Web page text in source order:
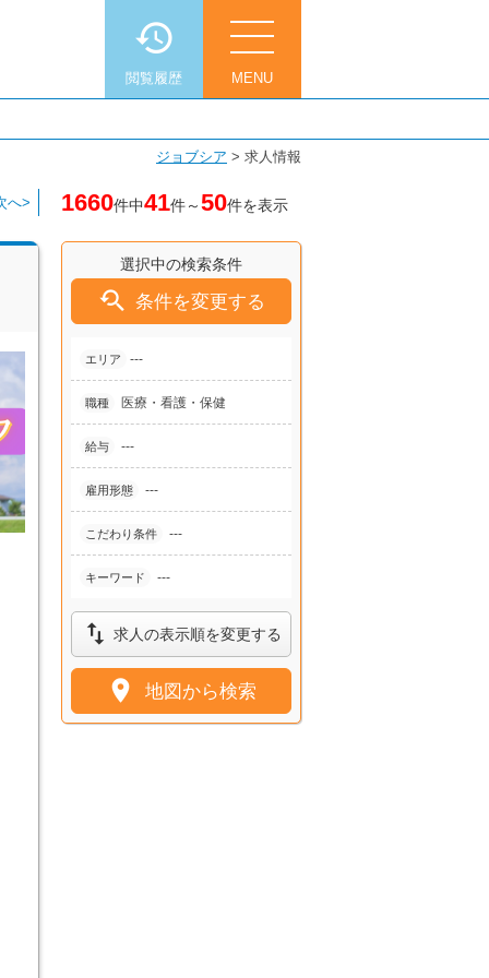
MENU
閲覧履歴
ジョブシア > 求人情報
1660件中41件～50件を表示
へ>
選択中の検索条件
 条件を変更する
エリア ---
職種 医療・看護・保健
給与 ---
雇用形態 ---
こだわり条件 ---
キーワード ---
 求人の表示順を変更する
 地図から検索